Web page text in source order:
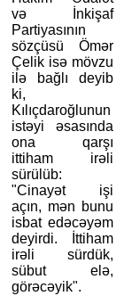
və İnkişaf
Partiyasının
sözçüsü Ömər
Çelik isə mövzu
ilə bağlı deyib
ki,
Kılıçdaroğlunun
istəyi əsasında
ona qarşı
ittiham irəli
sürülüb:
"Cinayət işi
açın, mən bunu
isbat edəcəyəm
deyirdi. İttiham
irəli sürdük,
sübut elə,
görəcəyik".